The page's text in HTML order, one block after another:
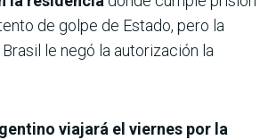
de golpe de Estado, pero la
le negó la autorización la
viajará el viernes por la